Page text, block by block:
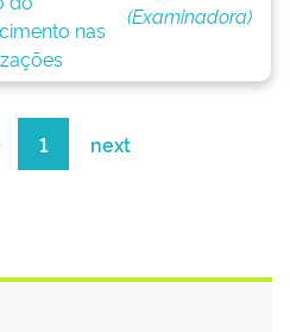
nas
(Examinadora)
1 next